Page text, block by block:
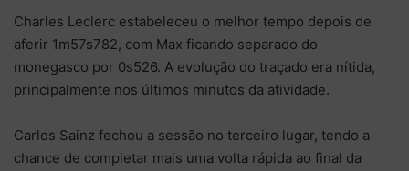
Charles Leclerc estabeleceu o melhor tempo depois de
aferir 1m57s782, com Max ficando separado do
monegasco por 0s526. A evolução do traçado era nítida,
principalmente nos últimos minutos da atividade.
Carlos Sainz fechou a sessão no terceiro lugar, tendo a
chance de completar mais uma volta rápida ao final da